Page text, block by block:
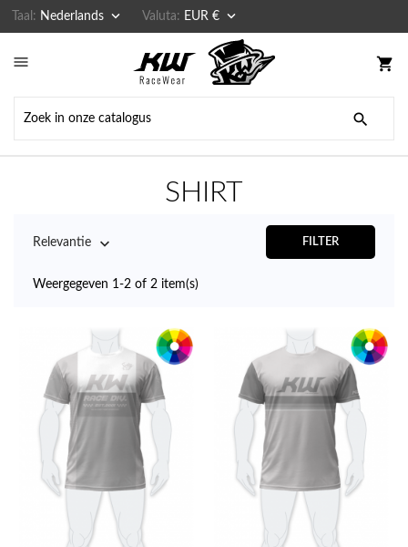
Taal: Nederlands  Valuta: EUR € 
 shopping_cart

SHIRT
Relevantie  FILTER
Weergegeven 1-2 of 2 item(s)